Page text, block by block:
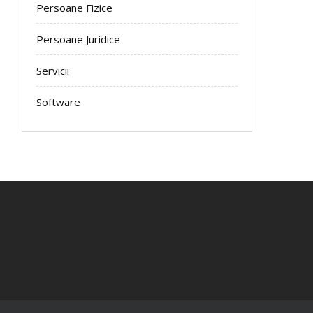
Persoane Fizice
Persoane Juridice
Servicii
Software